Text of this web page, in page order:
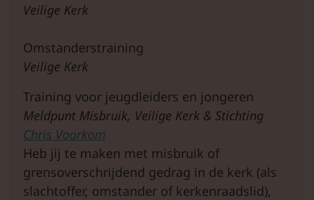
Veilige Kerk
Omstanderstraining
Veilige Kerk
Training voor jeugdleiders en jongeren
Meldpunt Misbruik, Veilige Kerk & Stichting
Chris Voorkom
Heb jij te maken met misbruik of
grensoverschrijdend gedrag in de kerk (als
slachtoffer, omstander of kerkenraadslid),